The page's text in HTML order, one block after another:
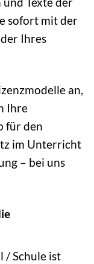
sofort mit der
Ihres
an,
Ihre
für den
im Unterricht
– bei uns
/ Schule ist